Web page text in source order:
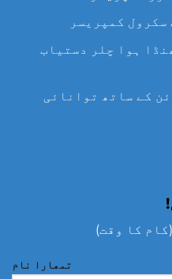
کمپریسر
ہوا چلر دستیاب
کے ساتھ توانائی
تمھارا نام